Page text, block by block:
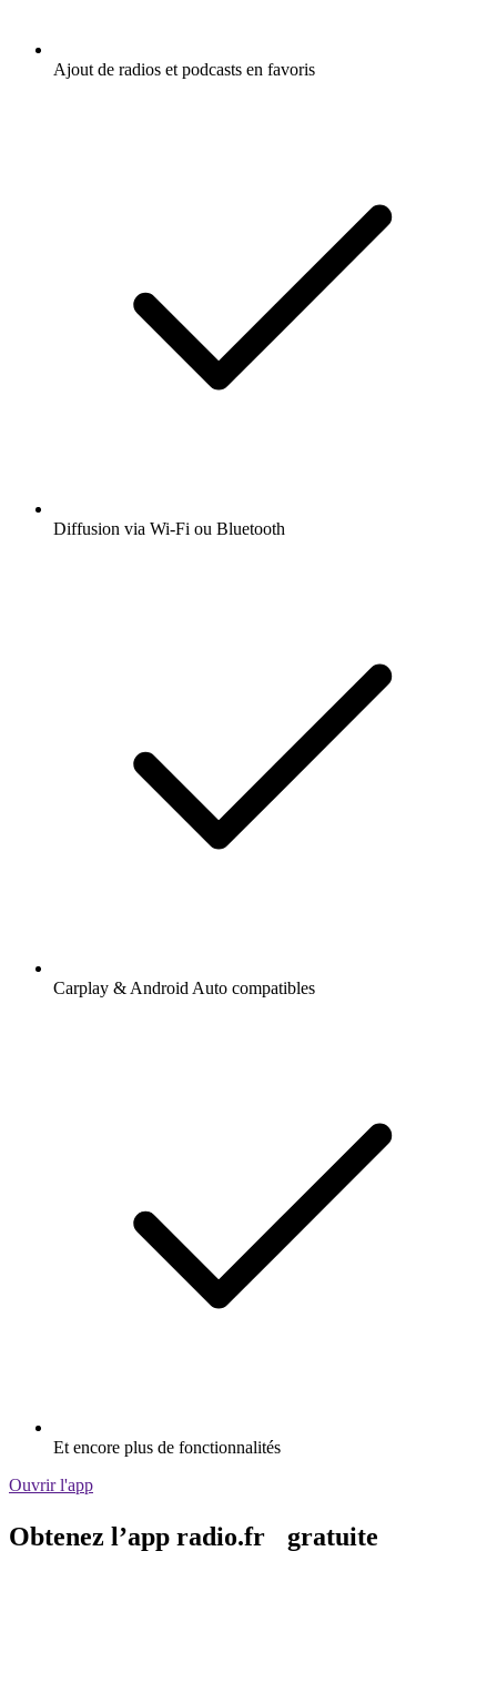
Ajout de radios et podcasts en favoris
Diffusion via Wi-Fi ou Bluetooth
Carplay & Android Auto compatibles
Et encore plus de fonctionnalités
Ouvrir l'app
Obtenez l’app radio.fr gratuite